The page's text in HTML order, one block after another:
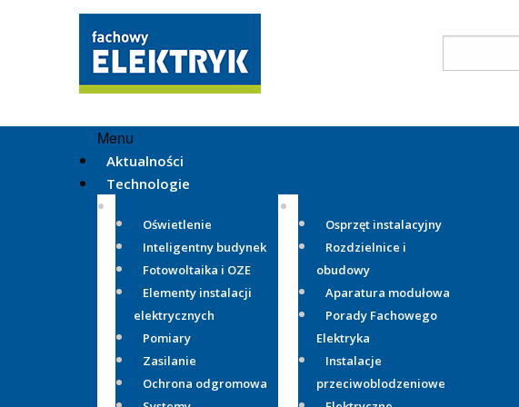
Menu
Aktualności
Technologie
Oświetlenie
Inteligentny budynek
Fotowoltaika i OZE
Elementy instalacji
elektrycznych
Pomiary
Zasilanie
Ochrona odgromowa
Osprzęt instalacyjny
Rozdzielnice i
obudowy
Aparatura modułowa
Porady Fachowego
Elektryka
Instalacje
przeciwoblodzeniowe